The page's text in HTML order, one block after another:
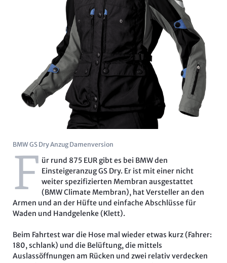
BMW GS Dry Anzug Damenversion
F ür rund 875 EUR gibt es bei BMW den
Einsteigeranzug GS Dry. Er ist mit einer nicht
weiter spezifizierten Membran ausgestattet
(BMW Climate Membran), hat Versteller an den
Armen und an der Hüfte und einfache Abschlüsse für
Waden und Handgelenke (Klett).
Beim Fahrtest war die Hose mal wieder etwas kurz (Fahrer:
180, schlank) und die Belüftung, die mittels
Auslassöffnungen am Rücken und zwei relativ verdecken